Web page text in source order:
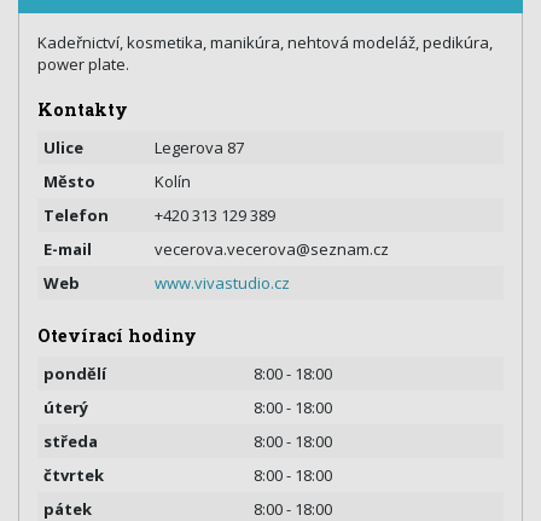
Kadeřnictví, kosmetika, manikúra, nehtová modeláž, pedikúra,
power plate.
Kontakty
Ulice
Legerova 87
Město
Kolín
Telefon
+420 313 129 389
E-mail
vecerova.vecerova@seznam.cz
Web
www.vivastudio.cz
Otevírací hodiny
pondělí
8:00 - 18:00
úterý
8:00 - 18:00
středa
8:00 - 18:00
čtvrtek
8:00 - 18:00
pátek
8:00 - 18:00